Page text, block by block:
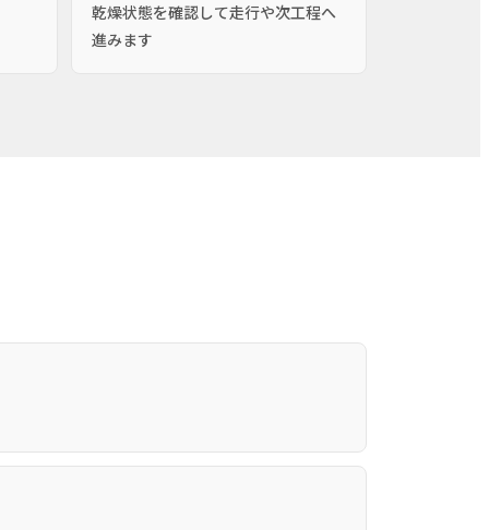
乾燥状態を確認して走行や次工程へ
進みます